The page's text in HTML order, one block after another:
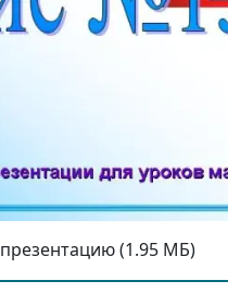
презентацию (1.95 МБ)